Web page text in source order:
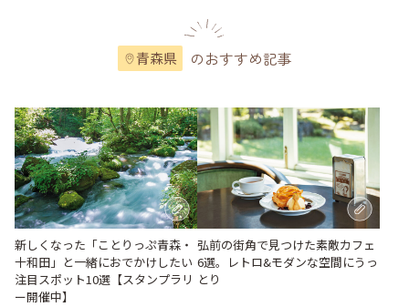
青森県 のおすすめ記事
新しくなった「ことりっぷ青森・
十和田」と一緒におでかけしたい
注目スポット10選【スタンプラリ
ー開催中】
弘前の街角で見つけた素敵カフェ
6選。レトロ&モダンな空間にうっ
とり